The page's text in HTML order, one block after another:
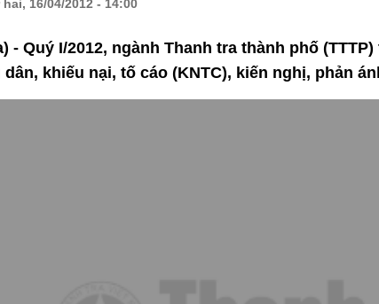
16/04/2012 - 14:00
- Quý I/2012, ngành Thanh tra thành phố
khiếu nại, tố cáo (KNTC), kiến nghị, phản